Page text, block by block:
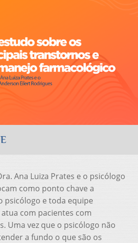
Ana Luiza Prates e o psicólogo
como ponto chave a
psicólogo e toda equipe
com pacientes com
Uma vez que o psicólogo não
a fundo o que são os